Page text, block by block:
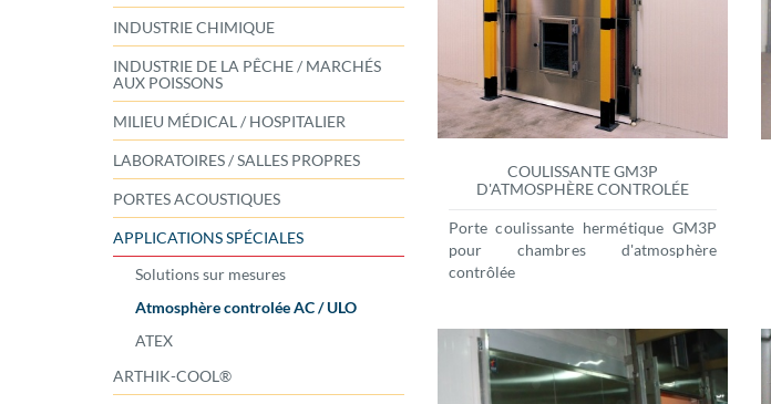
INDUSTRIE CHIMIQUE
INDUSTRIE DE LA PÊCHE / MARCHÉS
AUX POISSONS
MILIEU MÉDICAL / HOSPITALIER
LABORATOIRES / SALLES PROPRES
PORTES ACOUSTIQUES
APPLICATIONS SPÉCIALES
Solutions sur mesures
Atmosphère controlée AC / ULO
ATEX
ARTHIK-COOL®
COULISSANTE GM3P
D'ATMOSPHÈRE CONTROLÉE
Porte coulissante hermétique GM3P
pour chambres d'atmosphère
contrôlée